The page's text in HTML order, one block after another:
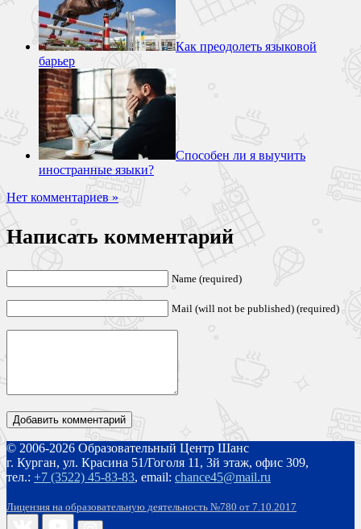
Как преодолеть языковой
барьер
Способен ли я выучить
иностранные языки?
Нет комментариев »
Написать комментарий
Name (required)
Mail (will not be published) (required)
© 2006-2026 Образовательный Центр Шанс
г. Курган, ул. Красина 51/Гоголя 11, 3й этаж, офис 309,
тел.: +7 (3522) 45-83-83, email: chance45@mail.ru
Лицензия на образовательную деятельность №780 от 7.10.2017